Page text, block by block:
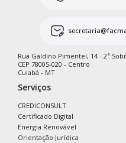
Rua Galdino Pimentel, 14 - 2ª
CEP 78005-020 - Centro
Cuiabá - MT
Serviços
CREDICONSULT
Certificado Digital
Energia Renovável
Orientação Jurídica